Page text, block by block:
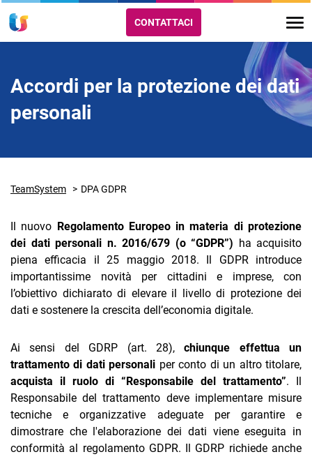
CRM
Ecommerce
CONTATTACI
Accordi per la protezione dei dati
personali
TeamSystem DPA GDPR
Il nuovo Regolamento Europeo in materia di protezione
dei dati personali n. 2016/679 (o “GDPR”) ha acquisito
piena efficacia il 25 maggio 2018. Il GDPR introduce
importantissime novità per cittadini e imprese, con
l’obiettivo dichiarato di elevare il livello di protezione dei
dati e sostenere la crescita dell’economia digitale.
Ai sensi del GDRP (art. 28),chiunque effettua un
trattamento di dati personali per conto di un altro titolare,
acquista il ruolo di “Responsabile del trattamento”. Il
Responsabile del trattamento deve implementare misure
tecniche e organizzative adeguate per garantire e
dimostrare che l'elaborazione dei dati viene eseguita in
conformità al regolamento GDPR. Il GDRP richiede anche